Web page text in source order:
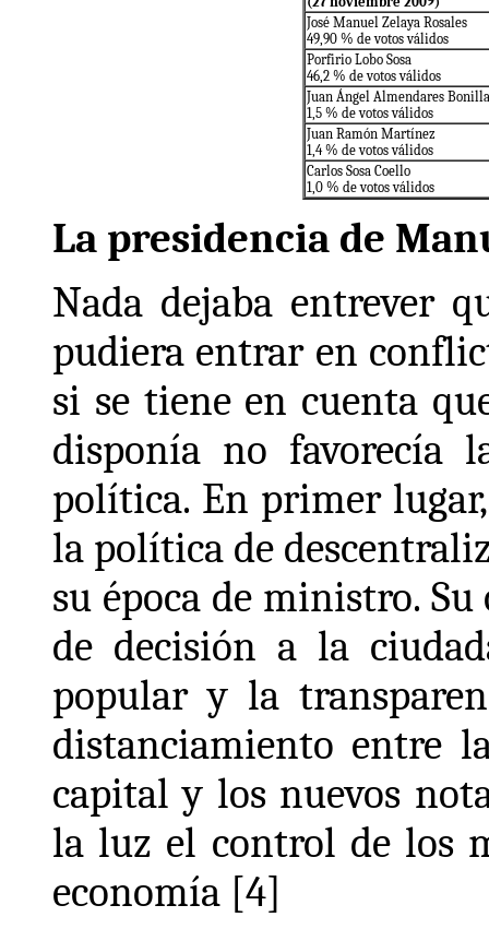
José Manuel Zelaya Rosales
49,90 % de votos válidos
Porfirio Lobo Sosa
46,2 % de votos válidos
Juan Ángel Almendares Bonilla
1,5 % de votos válidos
Juan Ramón Martínez
1,4 % de votos válidos
Carlos Sosa Coello
1,0 % de votos válidos
La presidencia de
Nada dejaba entrever
pudiera entrar en
si se tiene en cuenta
disponía no favorecía
política. En primer
la política de
su época de ministro.
de decisión a la
popular y la
distanciamiento entre
capital y los nuevos
la luz el control de los
economía [4]